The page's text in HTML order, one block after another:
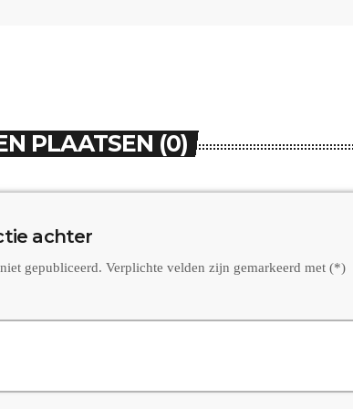
PLAATSEN (0)
achter
gepubliceerd. Verplichte velden zijn gemarkeerd met (*)